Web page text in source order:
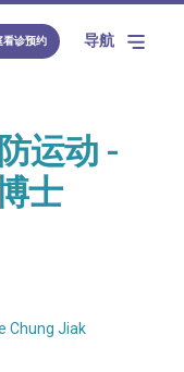
看诊预约 导航
运动 -
士
Chung Jiak